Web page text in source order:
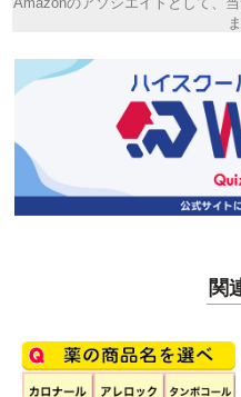
関